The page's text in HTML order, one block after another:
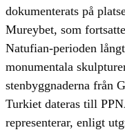
dokumenterats på
Mureybet, som
Natufian-perioden
monumentala
stenbyggnaderna från
Turkiet dateras till
representerar, enligt